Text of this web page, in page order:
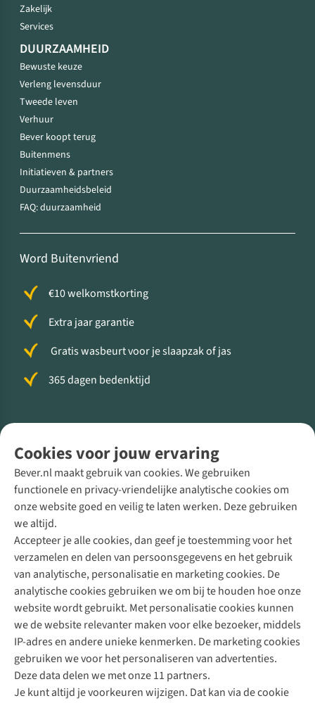
Cookies voor jouw ervaring
Bever.nl maakt gebruik van cookies. We gebruiken
functionele en privacy-vriendelijke analytische cookies om
onze website goed en veilig te laten werken. Deze gebruiken
we altijd.
Accepteer je alle cookies, dan geef je toestemming voor het
verzamelen en delen van persoonsgegevens en het gebruik
van analytische, personalisatie en marketing cookies. De
analytische cookies gebruiken we om bij te houden hoe onze
website wordt gebruikt. Met personalisatie cookies kunnen
we de website relevanter maken voor elke bezoeker, middels
IP-adres en andere unieke kenmerken. De marketing cookies
gebruiken we voor het personaliseren van advertenties.
Deze data delen we met onze 11 partners.
Je kunt altijd je voorkeuren wijzigen. Dat kan via de cookie
Zakelijk
Services
DUURZAAMHEID
Bewuste keuze
Verleng levensduur
Tweede leven
Verhuur
Bever koopt terug
Buitenmens
Initiatieven & partners
Duurzaamheidsbeleid
FAQ: duurzaamheid
Word Buitenvriend
€10 welkomstkorting
Extra jaar garantie
Gratis wasbeurt voor je slaapzak of jas
365 dagen bedenktijd
Direct advies van een Buitenexpert
+31 (0)85 888 50 88
+31 6 12 28 49 80
Contactformulier